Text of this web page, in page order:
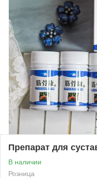
Препарат для
В наличии
Розница